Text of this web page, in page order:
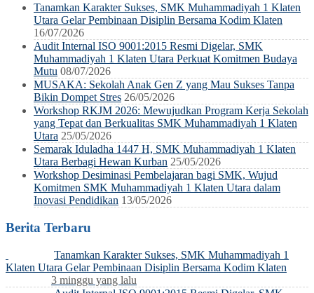
Tanamkan Karakter Sukses, SMK Muhammadiyah 1 Klaten
Utara Gelar Pembinaan Disiplin Bersama Kodim Klaten
16/07/2026
Audit Internal ISO 9001:2015 Resmi Digelar, SMK
Muhammadiyah 1 Klaten Utara Perkuat Komitmen Budaya
Mutu 08/07/2026
MUSAKA: Sekolah Anak Gen Z yang Mau Sukses Tanpa
Bikin Dompet Stres 26/05/2026
Workshop RKJM 2026: Mewujudkan Program Kerja Sekolah
yang Tepat dan Berkualitas SMK Muhammadiyah 1 Klaten
Utara 25/05/2026
Semarak Iduladha 1447 H, SMK Muhammadiyah 1 Klaten
Utara Berbagi Hewan Kurban 25/05/2026
Workshop Desiminasi Pembelajaran bagi SMK, Wujud
Komitmen SMK Muhammadiyah 1 Klaten Utara dalam
Inovasi Pendidikan 13/05/2026
Berita Terbaru
Tanamkan Karakter Sukses, SMK Muhammadiyah 1
Klaten Utara Gelar Pembinaan Disiplin Bersama Kodim Klaten
3 minggu yang lalu